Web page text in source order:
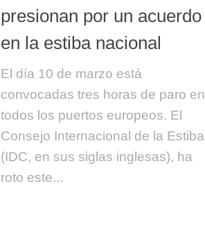
presionan por un acuerdo
en la estiba nacional
El día 10 de marzo está
convocadas tres horas de paro en
todos los puertos europeos. El
Consejo Internacional de la Estiba
(IDC, en sus siglas inglesas), ha
roto este...